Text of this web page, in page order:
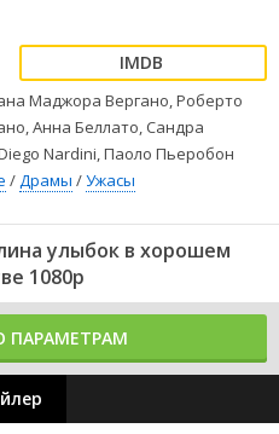
Маджора Вергано, Роберто
Анна Беллато, Сандра
Nardini, Паоло Пьеробон
/Драмы /Ужасы
улыбок в хорошем
1080p
ПАРАМЕТРАМ